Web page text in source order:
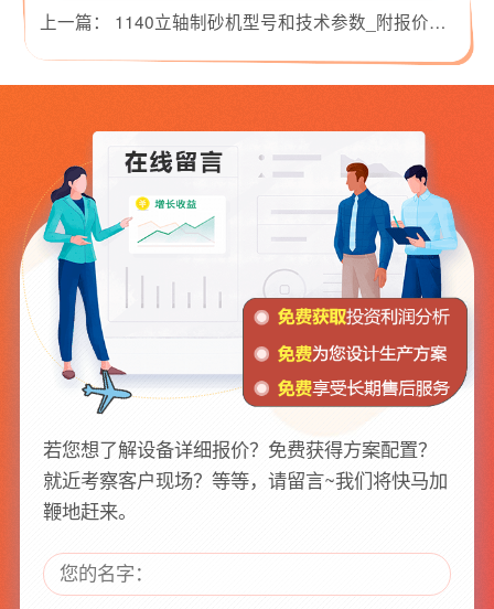
上一篇： 1140立轴制砂机型号和技术参数_附报价与现场
若您想了解设备详细报价？免费获得方案配置？
就近考察客户现场？等等，请留言~我们将快马加
鞭地赶来。